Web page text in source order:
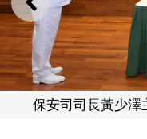
上一則
長王健就職儀式